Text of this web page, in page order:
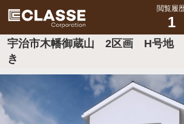
閲覧履
1
宇治市木幡御蔵山 2区画 H号地
き